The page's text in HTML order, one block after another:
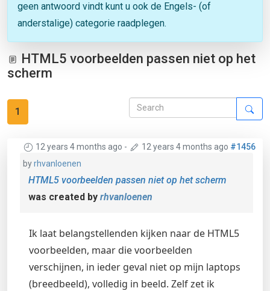
geen antwoord vindt kunt u ook de Engels- (of
anderstalige) categorie raadplegen.
HTML5 voorbeelden passen niet op het
scherm
1
12 years 4 months ago - 12 years 4 months ago #1456
byrhvanloenen
HTML5 voorbeelden passen niet op het scherm
was created by rhvanloenen
Ik laat belangstellenden kijken naar de HTML5
voorbeelden, maar die voorbeelden
verschijnen, in ieder geval niet op mijn laptops
(breedbeeld), volledig in beeld. Zelf zet ik